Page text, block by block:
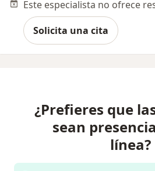
Solicita una cita
¿Prefieres que
sean
línea?